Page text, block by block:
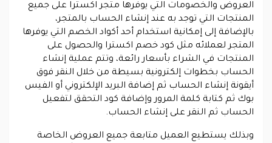
العروض والخصومات التي يوفرها متجر اكسترا على جميع
المنتجات التي توجد به عند إنشاء الحساب بالمتجر،
بالإضافة إلى إمكانية استخدام أحد أكواد الخصم التي يوفرها
المتجر لعملائه مثل كود خصم اكسترا والحصول على
المنتجات في الشراء بأسعار رائعة، وتتم عملية إنشاء
الحساب بخطوات إلكترونية بسيطة من خلال النقر فوق
أيقونة إنشاء الحساب ثم إضافة البريد الإلكتروني أو الفيس
بوك ثم كتابة كلمة المرور وإضافة كود التحقق لتفعيل
الحساب ثم النقر على إنشاء الحساب.
وبذلك يستطيع العميل متابعة جميع العروض الخاصة